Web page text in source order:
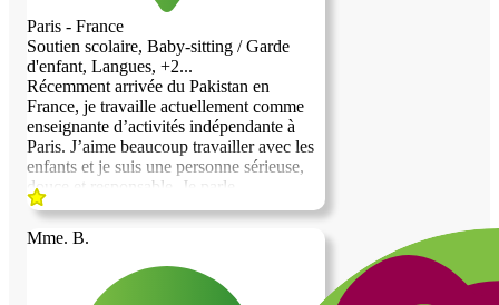
Paris - France
Soutien scolaire, Baby-sitting / Garde
d'enfant, Langues, +2...
Récemment arrivée du Pakistan en
France, je travaille actuellement comme
enseignante d’activités indépendante à
Paris. J’aime beaucoup travailler avec les
enfants et je suis une personne sérieuse,
douce et responsable. Je parle
principalement anglais et j’apprends
également aider pour la garde des enfants,
les petites tâches de la maison ou
m’occuper des animaux.
Mme. B.